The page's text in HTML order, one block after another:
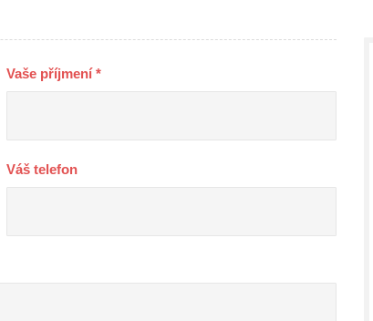
Vaše příjmení *
Váš telefon